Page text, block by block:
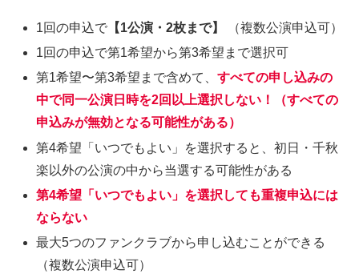
1回の申込で 【1公演・2枚まで】
（複数公演申込可）
1回の申込で第1希望から第3希望まで選択可
第1希望〜第3希望まで含めて、すべての申し込みの
中で同一公演日時を2回以上選択しない！（すべての
申込みが無効となる可能性がある）
第4希望「いつでもよい」を選択すると、初日・千秋
楽以外の公演の中から当選する可能性がある
第4希望「いつでもよい」を選択しても重複申込には
ならない
最大5つのファンクラブから申し込むことができる
（複数公演申込可）